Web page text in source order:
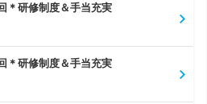
＊研修制度＆手当充実
＊研修制度＆手当充実